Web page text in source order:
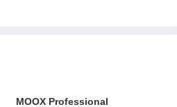
MOOX Professional